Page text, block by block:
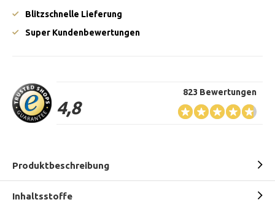
Blitzschnelle Lieferung
Super Kundenbewertungen
4,8
823 Bewertungen
Produktbeschreibung
Inhaltsstoffe